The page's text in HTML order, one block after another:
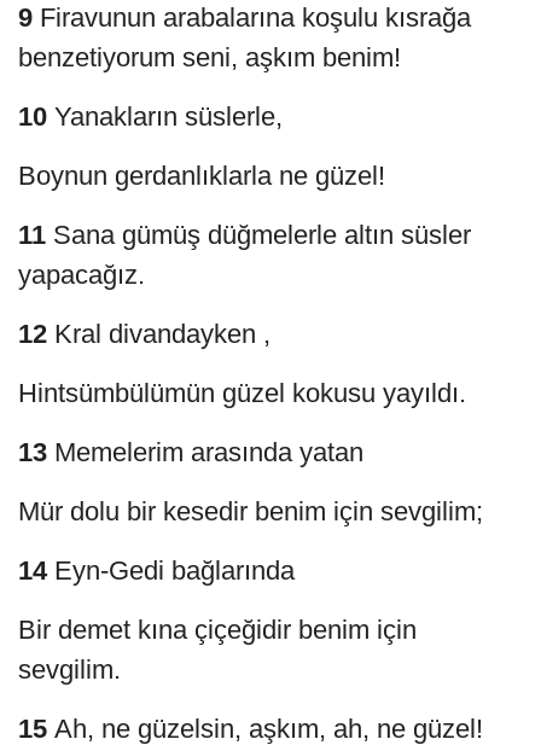
9 Firavunun arabalarına koşulu kısrağa
benzetiyorum seni, aşkım benim!
10 Yanakların süslerle,
Boynun gerdanlıklarla ne güzel!
11 Sana gümüş düğmelerle altın süsler
yapacağız.
12 Kral divandayken ,
Hintsümbülümün güzel kokusu yayıldı.
13 Memelerim arasında yatan
Mür dolu bir kesedir benim için sevgilim;
14Eyn-Gedi bağlarında
Bir demet kına çiçeğidir benim için
sevgilim.
15 Ah, ne güzelsin, aşkım, ah, ne güzel!